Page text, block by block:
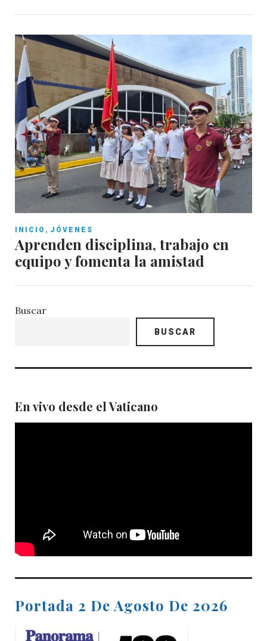
INICIO , JÓVENES
Aprenden disciplina, trabajo en
equipo y fomenta la amistad
Buscar
BUSCAR
En vivo desde el Vaticano
Portada 2 De Agosto De 2026